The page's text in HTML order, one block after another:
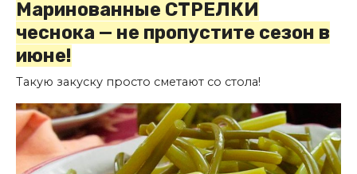
Маринованные СТРЕЛКИ
чеснока — не пропустите сезон в
июне!
Такую закуску просто сметают со стола!